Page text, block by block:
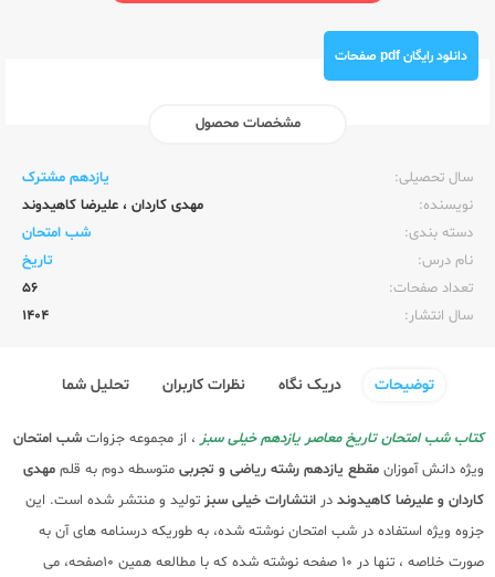
دانلود رایگان pdf صفحات
مشخصات محصول
سال تحصیلی:‌
یازدهم مشترک
نویسنده:‌
مهدی کاردان ، علیرضا کاهیدوند
دسته بندی:
شب امتحان
نام درس:
تاریخ
تعداد صفحات:‌
56
سال انتشار:‌
1404
توضیحات دریک نگاه نظرات کاربران تحلیل شما
کتاب شب امتحان تاریخ معاصر یازدهم خیلی سبز، از مجموعه جزوات شب امتحان
ویژه دانش آموزان مقطع یازدهم رشته ریاضی و تجربی متوسطه دوم به قلم مهدی
کاردان و علیرضا کاهیدوند در انتشارات خیلی سبز تولید و منتشر شده است. این
جزوه ویژه استفاده در شب امتحان نوشته شده، به طوریکه درسنامه های آن به
صورت خلاصه ، تنها در 10 صفحه نوشته شده که با مطالعه همین 10صفحه، می